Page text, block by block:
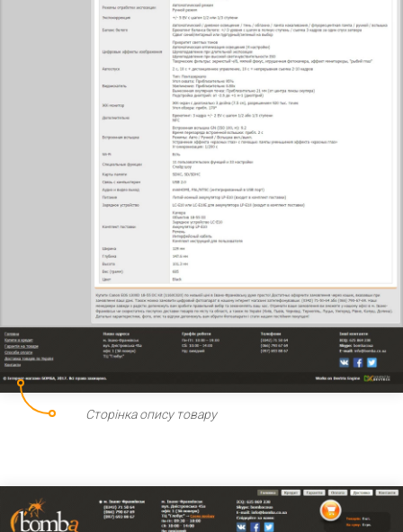
Сторінка опису товару